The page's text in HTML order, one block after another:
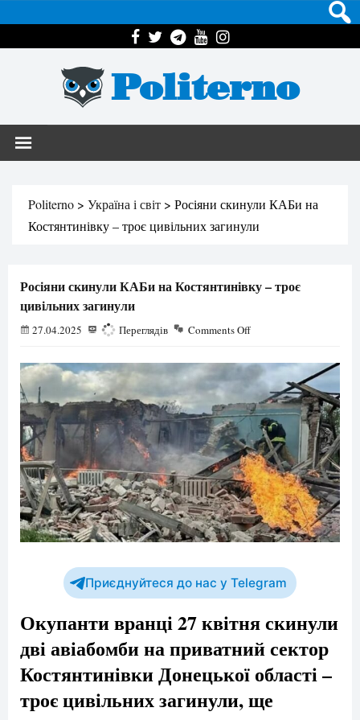
Politerno
Politerno > Україна і світ > Росіяни скинули КАБи на
Костянтинівку – троє цивільних загинули
Росіяни скинули КАБи на Костянтинівку – троє
цивільних загинули
27.04.2025 819 Переглядів Comments Off
Приєднуйтеся до нас у Telegram
Окупанти вранці 27 квітня скинули
дві авіабомби на приватний сектор
Костянтинівки Донецької області –
троє цивільних загинули, ще